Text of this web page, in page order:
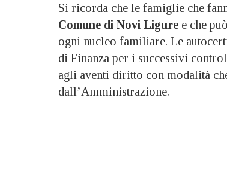
Si ricorda che le famiglie che
Comune di Novi Ligure e che
ogni nucleo familiare. Le
di Finanza per i successivi
agli aventi diritto con modalità
dall’Amministrazione.